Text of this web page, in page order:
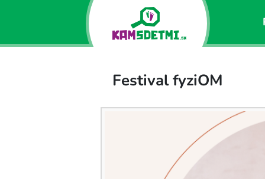
Festival fyziOM